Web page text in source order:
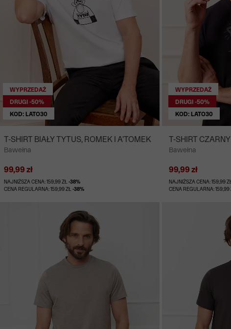
WYPRZEDAŻ
DRUGI -50%
KOD: LATO30
T-SHIRT BIAŁY TYTUS, ROMEK I A'TOMEK
Bawełna
99,99 zł
NAJNIŻSZA CENA: 159,99 ZŁ -38%
CENA REGULARNA: 159,99 ZŁ -38%
WYPRZEDAŻ
DRUGI -50%
KOD: LATO30
T-SHIRT
A'TOMEK
Bawełna
99,99 zł
NAJNIŻSZA CENA: 159,99 ZŁ
CENA REGULARNA: 159,99